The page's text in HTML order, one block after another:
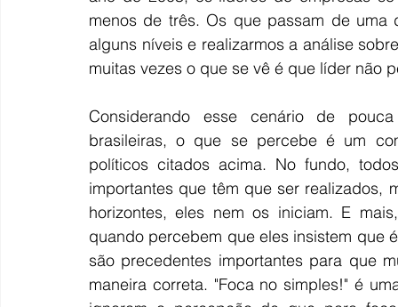
menos de três. Os que passam de uma
alguns níveis e realizarmos a análise
muitas vezes o que se vê é que líder não
Considerando esse cenário de
brasileiras, o que se percebe é um
políticos citados acima. No fundo,
importantes que têm que ser realizados,
horizontes, eles nem os iniciam. E
quando percebem que eles insistem que
são precedentes importantes para que
maneira correta. "Foca no simples!" é